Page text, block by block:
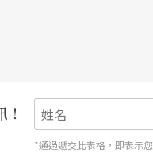
*通過遞交此表格，即表示